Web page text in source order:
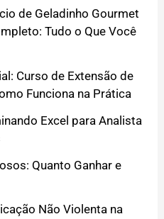
de Geladinho Gourmet
Tudo o Que Você
Curso de Extensão de
Funciona na Prática
Excel para Analista
Quanto Ganhar e
Não Violenta na